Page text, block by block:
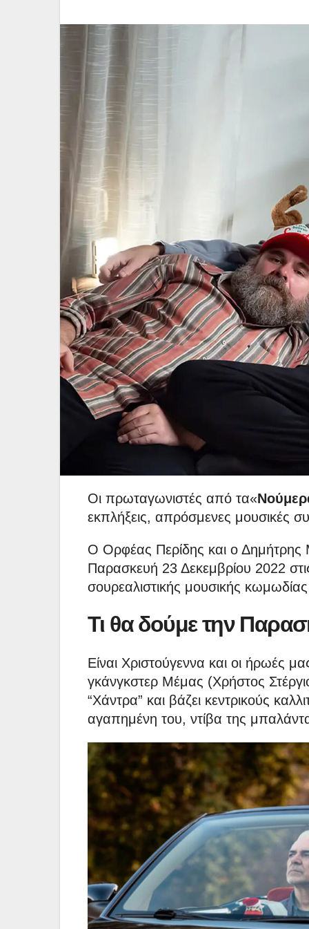
Οι πρωταγωνιστές από τα«
εκπλήξεις, απρόσμενες μουσικές
Ο Ορφέας Περίδης και ο Δημήτρης
Παρασκευή 23 Δεκεμβρίου 2022
σουρεαλιστικής μουσικής
Τι θα δούμε την
Είναι Χριστούγεννα και οι ήρωές
γκάνγκστερ Μέμας (Χρήστος
“Χάντρα” και βάζει κεντρικούς
αγαπημένη του, ντίβα της